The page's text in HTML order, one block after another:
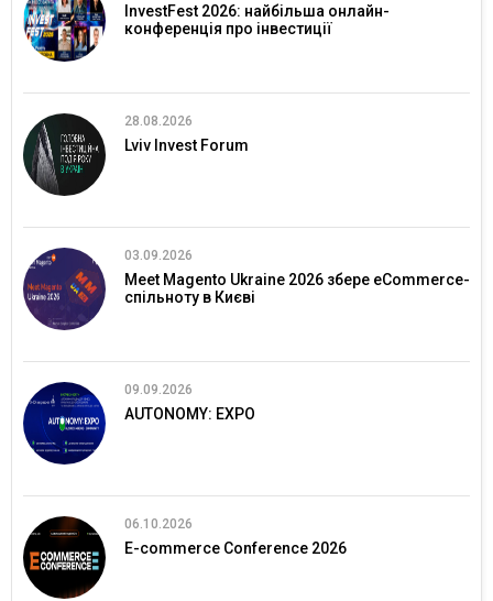
InvestFest 2026: найбільша онлайн-
конференція про інвестиції
28.08.2026
Lviv Invest Forum
03.09.2026
Meet Magento Ukraine 2026 збере eCommerce-
спільноту в Києві
09.09.2026
AUTONOMY: EXPO
06.10.2026
E-commerce Conference 2026